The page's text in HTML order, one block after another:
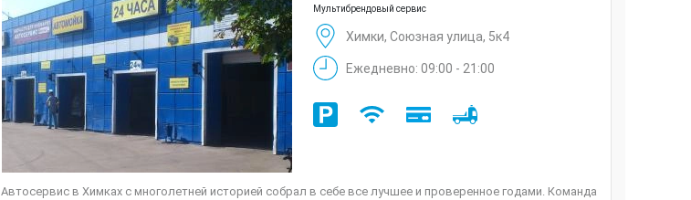
Мультибрендовый сервис
Химки, Союзная улица, 5к4
Ежедневно: 09:00 - 21:00
Автосервис в Химках с многолетней историей собрал в себе все лучшее и проверенное годами. Команда